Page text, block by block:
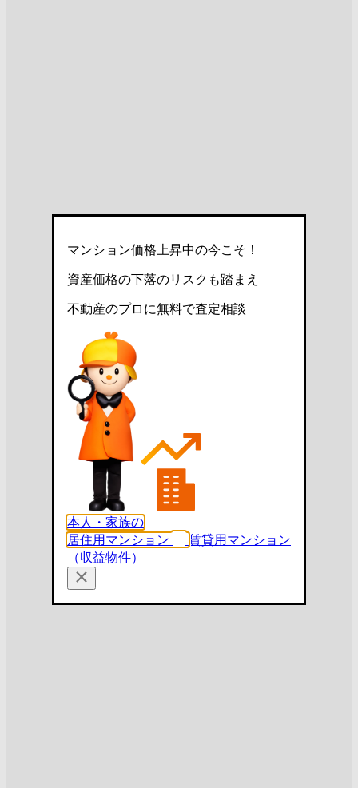
マンション価格上昇中の今こそ！
資産価格の下落のリスクも踏まえ
不動産のプロに無料で査定相談
本人・家族の
居住用マンション
賃貸用マンション
（収益物件）